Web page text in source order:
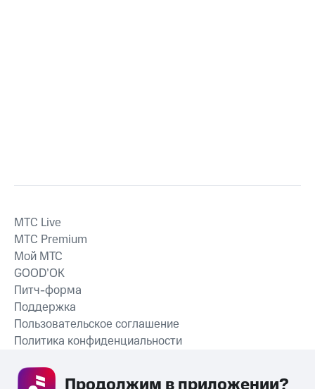
СКАЧАТЬ ПРИЛОЖЕНИЕ
MTС Live
MTС Premium
Мой МТС
GOOD’OK
Питч-форма
Поддержка
Пользовательское соглашение
Политика конфиденциальности